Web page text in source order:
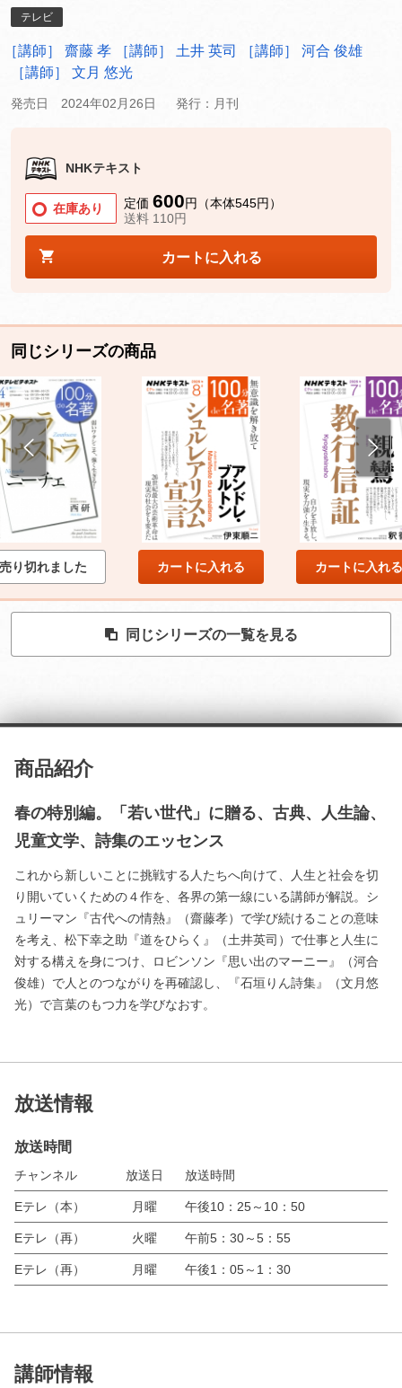
テレビ
［講師］ 齋藤 孝 ［講師］ 土井 英司
［講師］ 河合 俊雄
［講師］ 文月 悠光
発売日 2024年02月26日 発行：月刊
NHKテキスト
在庫あり 定価 600円（本体545円）
送料 110円
カートに入れる
同じシリーズの商品
売り切れました カートに入れる カートに入れる
同じシリーズの一覧を見る
商品紹介
春の特別編。「若い世代」に贈る、古典、人生論、
児童文学、詩集のエッセンス
これから新しいことに挑戦する人たちへ向けて、人生と社会を切
り開いていくための４作を、各界の第一線にいる講師が解説。シ
ュリーマン『古代への情熱』（齋藤孝）で学び続けることの意味
を考え、松下幸之助『道をひらく』（土井英司）で仕事と人生に
対する構えを身につけ、ロビンソン『思い出のマーニー』（河合
俊雄）で人とのつながりを再確認し、『石垣りん詩集』（文月悠
光）で言葉のもつ力を学びなおす。
放送情報
放送時間
チャンネル 放送日 放送時間
Eテレ（本） 月曜 午後10：25～10：50
Eテレ（再） 火曜 午前5：30～5：55
Eテレ（再） 月曜 午後1：05～1：30
講師情報